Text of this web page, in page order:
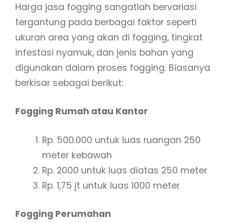
Harga jasa fogging sangatlah bervariasi
tergantung pada berbagai faktor seperti
ukuran area yang akan di fogging, tingkat
infestasi nyamuk, dan jenis bahan yang
digunakan dalam proses fogging. Biasanya
berkisar sebagai berikut:
Fogging Rumah atau Kantor
Rp. 500.000 untuk luas ruangan 250
meter kebawah
Rp. 2000 untuk luas diatas 250 meter
Rp. 1,75 jt untuk luas 1000 meter
Fogging Perumahan